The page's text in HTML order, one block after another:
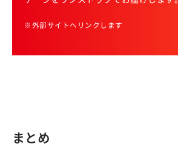
※外部サイトへリンクします
まとめ